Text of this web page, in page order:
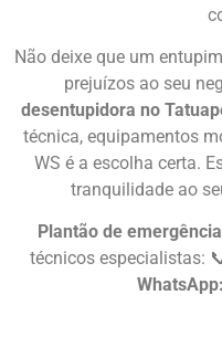
Não deixe que um
prejuízos ao seu
desentupidora no
técnica, equipamentos
WS é a escolha certa.
tranquilidade ao
Plantão de
técnicos especialistas:
WhatsApp: